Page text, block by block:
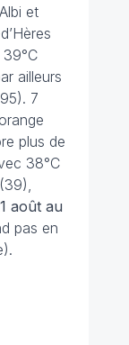
et
ailleurs
7
plus de
38°C
août au
pas en